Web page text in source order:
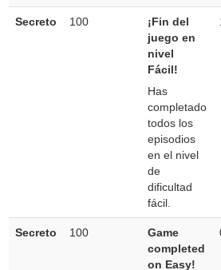
Secreto 100
¡Fin del
juego en
nivel
Fácil!
Has
completado
todos los
episodios
en el nivel
de
dificultad
fácil.
Secreto 100
Game
completed
on Easy!